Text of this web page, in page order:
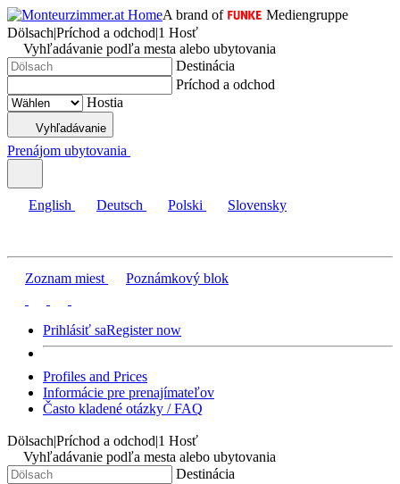
A brand of
Mediengruppe
Dölsach|Príchod a odchod|1 Hosť
Vyhľadávanie podľa mesta alebo ubytovania
Destinácia
Príchod a odchod
Hostia
Vyhľadávanie
Prenájom ubytovania
English Deutsch Polski Slovensky
Zoznam miest Poznámkový blok
Prihlásiť saRegister now
Profiles and Prices
Informácie pre prenajímateľov
Často kladené otázky / FAQ
Dölsach|Príchod a odchod|1 Hosť
Vyhľadávanie podľa mesta alebo ubytovania
Destinácia